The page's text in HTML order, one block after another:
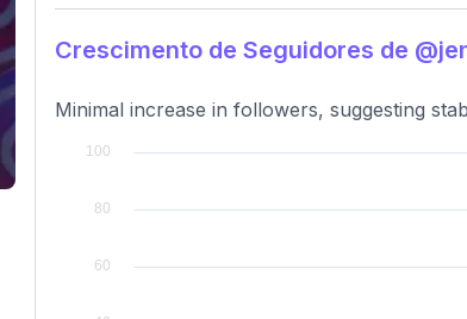
Crescimento de Seguidores de
Minimal increase in followers, suggesting